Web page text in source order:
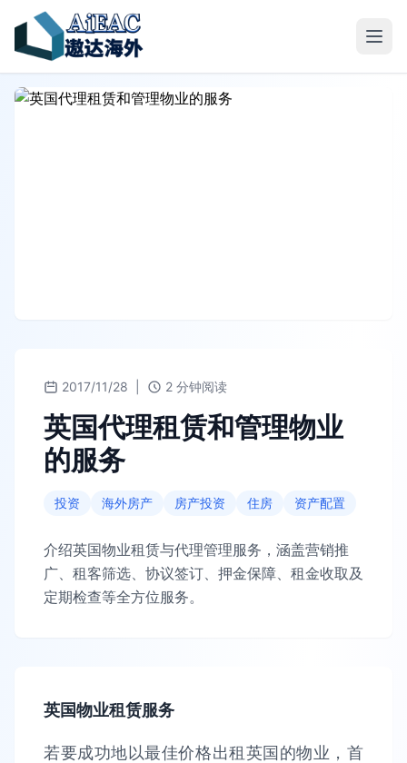
2017/11/28 2 分钟阅读
英国代理租赁和管理物业
的服务
投资 海外房产 房产投资 住房 资产配置
介绍英国物业租赁与代理管理服务，涵盖营销推
广、租客筛选、协议签订、押金保障、租金收取及
定期检查等全方位服务。
英国物业租赁服务
若要成功地以最佳价格出租英国的物业，首